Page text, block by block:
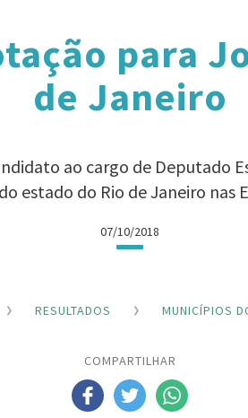
para
de Janeiro
ao cargo de Deputado
estado do Rio de Janeiro nas
07/10/2018
RESULTADOS MUNICÍPIOS
COMPARTILHAR